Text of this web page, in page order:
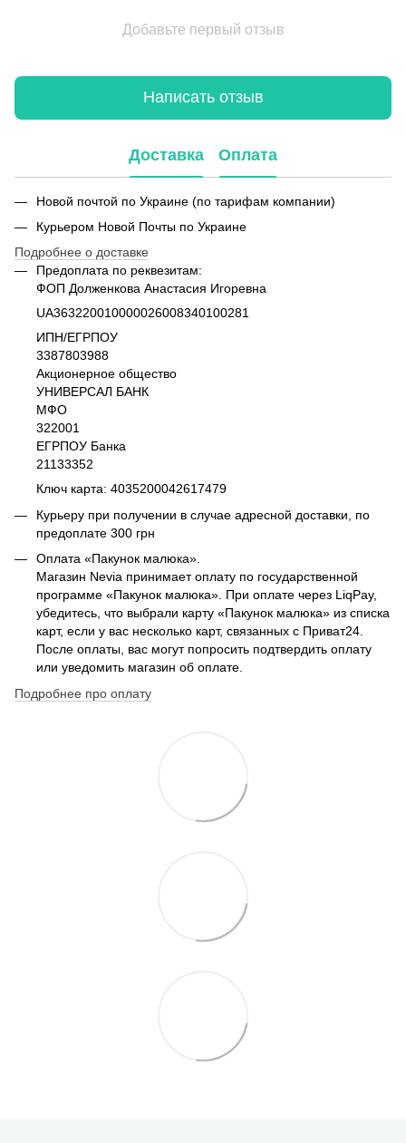
Добавьте первый отзыв
Написать отзыв
Доставка Оплата
Новой почтой по Украине (по тарифам компании)
Курьером Новой Почты по Украине
Подробнее о доставке
Предоплата по реквезитам:
ФОП Долженкова Анастасия Игоревна
UA363220010000026008340100281
ИПН/ЕГРПОУ
3387803988
Акционерное общество
УНИВЕРСАЛ БАНК
МФО
322001
ЕГРПОУ Банка
21133352
Ключ карта: 4035200042617479
Курьеру при получении в случае адресной доставки, по
предоплате 300 грн
Оплата «Пакунок малюка».
Магазин Nevia принимает оплату по государственной
программе «Пакунок малюка». При оплате через LiqPay,
убедитесь, что выбрали карту «Пакунок малюка» из списка
карт, если у вас несколько карт, связанных с Приват24.
После оплаты, вас могут попросить подтвердить оплату
или уведомить магазин об оплате.
Подробнее про оплату